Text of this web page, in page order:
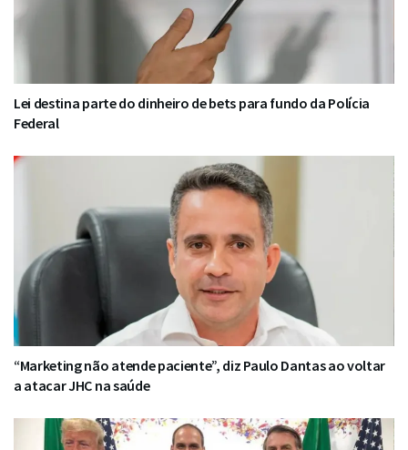
Lei destina parte do dinheiro de bets para fundo da Polícia
Federal
“Marketing não atende paciente”, diz Paulo Dantas ao voltar
a atacar JHC na saúde